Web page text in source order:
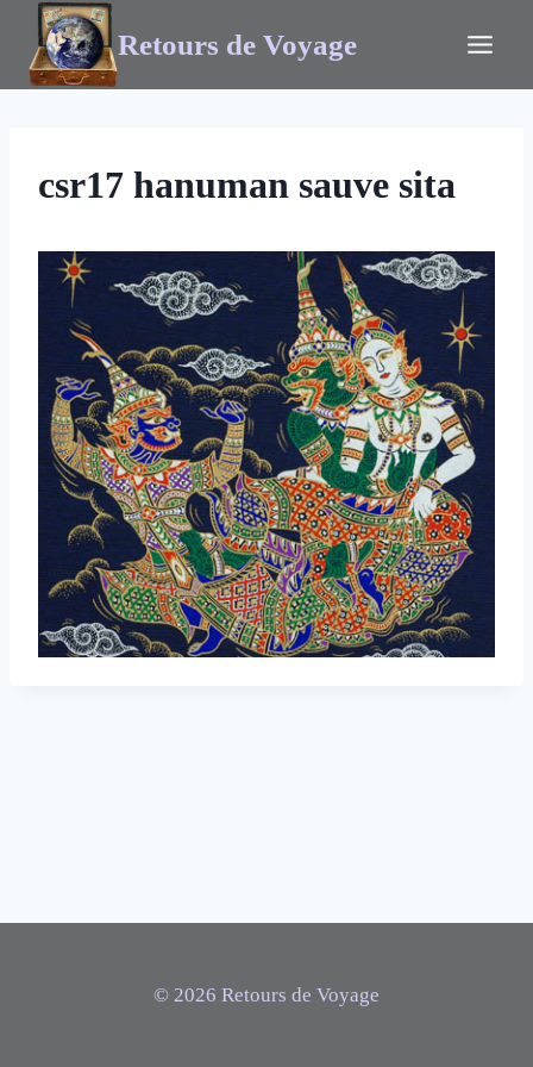
Retours de Voyage
csr17 hanuman sauve sita
© 2026 Retours de Voyage